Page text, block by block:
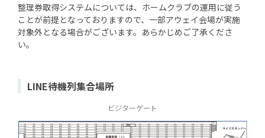
整理券取得システムについては、ホームクラブの運用に従う
ことが前提となっておりますので、一部アウェイ会場が実施
対象外となる場合がございます。あらかじめご了承くださ
い。
LINE待機列集合場所
ビジターゲート